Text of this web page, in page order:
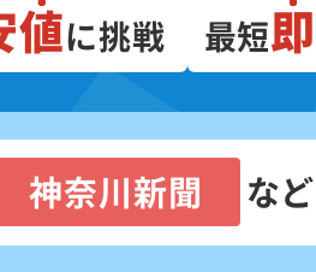
値に挑戦 最短
神奈川新聞 な